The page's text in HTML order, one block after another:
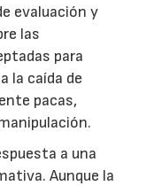
evaluación y
las
para
la caída de
pacas,
a una
Aunque la